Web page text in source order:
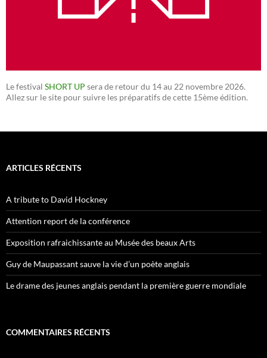
Le festival SHORT UP sera de retour du 14 au 22 novembre 2026.
Allez sur le site pour suivre les préparatifs de cette 15ème édition.
ARTICLES RÉCENTS
A tribute to David Hockney
Attention report de la conférence
Exposition rafraichissante au Musée des beaux Arts
Guy de Maupassant sauve la vie d’un poète anglais
Le drame des jeunes anglais pendant la première guerre mondiale
COMMENTAIRES RÉCENTS